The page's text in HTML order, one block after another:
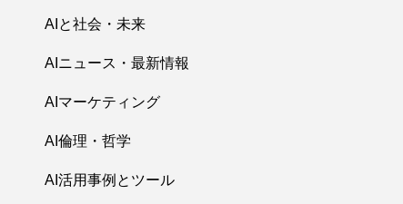
AIと社会・未来
AIニュース・最新情報
AIマーケティング
AI倫理・哲学
AI活用事例とツール